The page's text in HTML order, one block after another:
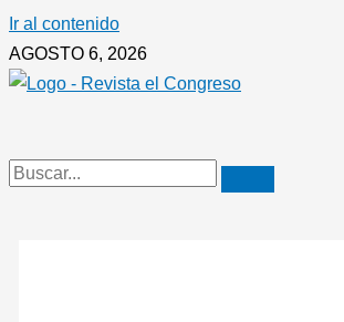
Ir al contenido
AGOSTO 6, 2026